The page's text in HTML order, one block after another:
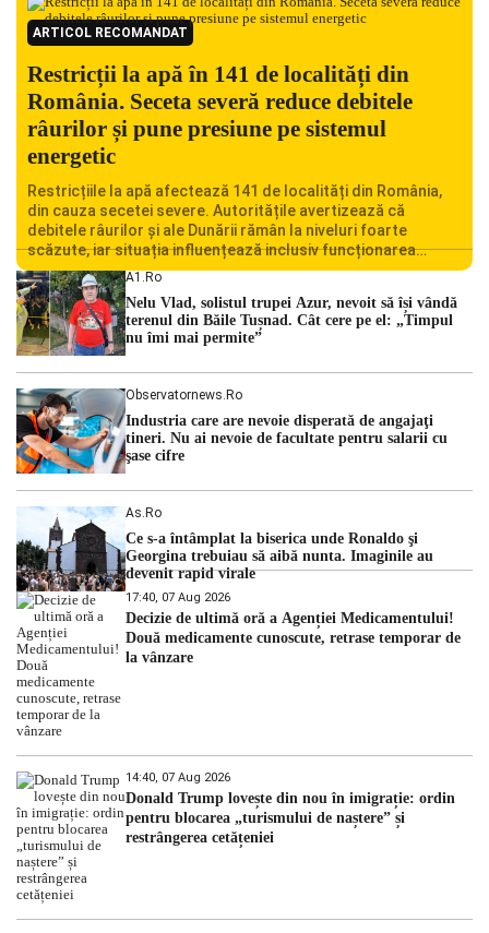
ARTICOL RECOMANDAT
Restricții la apă în 141 de localități din
România. Seceta severă reduce debitele
râurilor și pune presiune pe sistemul
energetic
Restricțiile la apă afectează 141 de localități din România,
din cauza secetei severe. Autoritățile avertizează că
debitele râurilor și ale Dunării rămân la niveluri foarte
scăzute, iar situația influențează inclusiv funcționarea
Centralei Nucleare de la Cernavodă. România se confruntă
cu una dintre cele mai dificile perioade din punct de vedere
hidrologic din ultimii ani. Lipsa […]
A1.ro
Nelu Vlad, solistul trupei Azur, nevoit să își vândă
terenul din Băile Tușnad. Cât cere pe el: „Timpul
nu îmi mai permite”
Observatornews.ro
Industria care are nevoie disperată de angajaţi
tineri. Nu ai nevoie de facultate pentru salarii cu
şase cifre
As.ro
Ce s-a întâmplat la biserica unde Ronaldo şi
Georgina trebuiau să aibă nunta. Imaginile au
devenit rapid virale
17:40, 07 Aug 2026
Decizie de ultimă oră a Agenției Medicamentului!
Două medicamente cunoscute, retrase temporar de
la vânzare
14:40, 07 Aug 2026
Donald Trump lovește din nou în imigrație: ordin
pentru blocarea „turismului de naștere” și
restrângerea cetățeniei